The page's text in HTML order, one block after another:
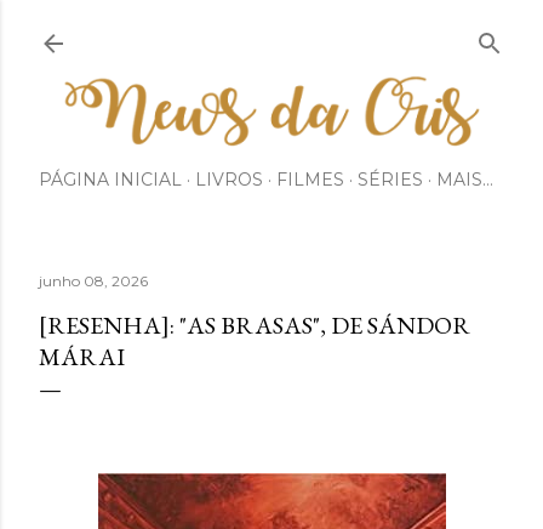
PÁGINA INICIAL LIVROS FILMES SÉRIES MAIS…
junho 08, 2026
[RESENHA]: "AS BRASAS", DE SÁNDOR
MÁRAI